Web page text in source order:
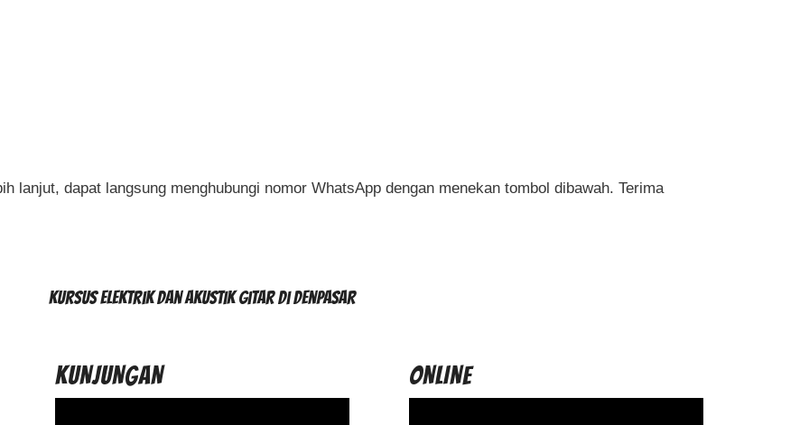
lanjut, dapat langsung menghubungi nomor WhatsApp dengan menekan tombol dibawah. Terima
kursus elektrik dan akustik gitar di Denpasar
KUNJUNGAN ONLINE